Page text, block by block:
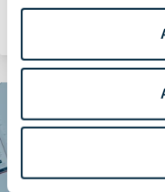
Workplace-Umfeld
Von Lars Leupold am